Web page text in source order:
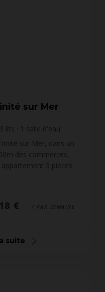
sur Mer
3 lits 1 salle d'eau
sur Mer, dans un
des commerces,
3 pièces
€ / PAR SEMAINE
suite